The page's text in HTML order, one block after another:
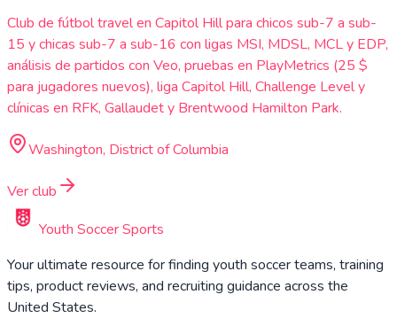
Club de fútbol travel en Capitol Hill para chicos sub-7 a sub-
15 y chicas sub-7 a sub-16 con ligas MSI, MDSL, MCL y EDP,
análisis de partidos con Veo, pruebas en PlayMetrics (25 $
para jugadores nuevos), liga Capitol Hill, Challenge Level y
clínicas en RFK, Gallaudet y Brentwood Hamilton Park.
Washington, District of Columbia
Ver club
Youth Soccer Sports
Your ultimate resource for finding youth soccer teams, training
tips, product reviews, and recruiting guidance across the
United States.